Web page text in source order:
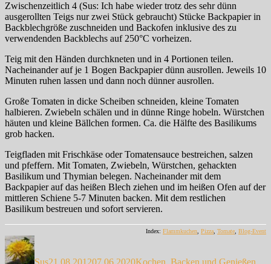
Zwischenzeitlich 4 (Sus: Ich habe wieder trotz des sehr dünn
ausgerollten Teigs nur zwei Stück gebraucht) Stücke Backpapier in
Backblechgröße zuschneiden und Backofen inklusive des zu
verwendenden Backblechs auf 250°C vorheizen.
Teig mit den Händen durchkneten und in 4 Portionen teilen.
Nacheinander auf je 1 Bogen Backpapier dünn ausrollen. Jeweils 10
Minuten ruhen lassen und dann noch dünner ausrollen.
Große Tomaten in dicke Scheiben schneiden, kleine Tomaten
halbieren. Zwiebeln schälen und in dünne Ringe hobeln. Würstchen
häuten und kleine Bällchen formen. Ca. die Hälfte des Basilikums
grob hacken.
Teigfladen mit Frischkäse oder Tomatensauce bestreichen, salzen
und pfeffern. Mit Tomaten, Zwiebeln, Würstchen, gehackten
Basilikum und Thymian belegen. Nacheinander mit dem
Backpapier auf das heißen Blech ziehen und im heißen Ofen auf der
mittleren Schiene 5-7 Minuten backen. Mit dem restlichen
Basilikum bestreuen und sofort servieren.
Index: Flammkuchen, Pizza, Tomate, Blog-Event
Autor